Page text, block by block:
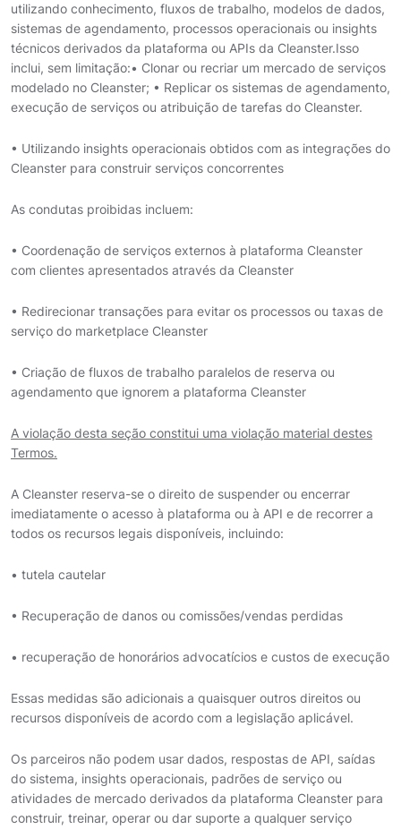
utilizando conhecimento, fluxos de trabalho, modelos de dados,
sistemas de agendamento, processos operacionais ou insights
técnicos derivados da plataforma ou APIs da Cleanster.Isso
inclui, sem limitação:• Clonar ou recriar um mercado de serviços
modelado no Cleanster; • Replicar os sistemas de agendamento,
execução de serviços ou atribuição de tarefas do Cleanster.
• Utilizando insights operacionais obtidos com as integrações do
Cleanster para construir serviços concorrentes
As condutas proibidas incluem:
• Coordenação de serviços externos à plataforma Cleanster
com clientes apresentados através da Cleanster
• Redirecionar transações para evitar os processos ou taxas de
serviço do marketplace Cleanster
• Criação de fluxos de trabalho paralelos de reserva ou
agendamento que ignorem a plataforma Cleanster
A violação desta seção constitui uma violação material destes
Termos.
A Cleanster reserva-se o direito de suspender ou encerrar
imediatamente o acesso à plataforma ou à API e de recorrer a
todos os recursos legais disponíveis, incluindo:
• tutela cautelar
• Recuperação de danos ou comissões/vendas perdidas
• recuperação de honorários advocatícios e custos de execução
Essas medidas são adicionais a quaisquer outros direitos ou
recursos disponíveis de acordo com a legislação aplicável.
Os parceiros não podem usar dados, respostas de API, saídas
do sistema, insights operacionais, padrões de serviço ou
atividades de mercado derivados da plataforma Cleanster para
construir, treinar, operar ou dar suporte a qualquer serviço